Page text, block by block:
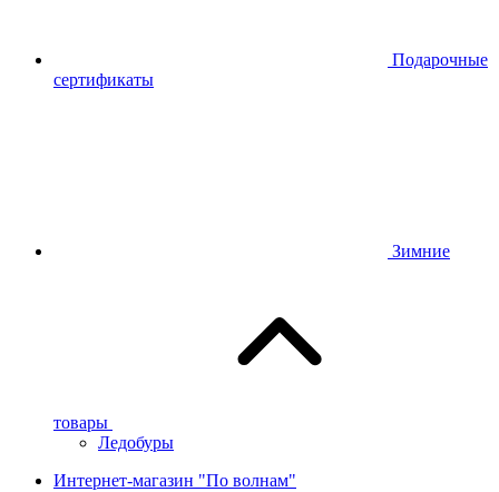
Подарочные
сертификаты
Зимние
товары
Ледобуры
Интернет-магазин "По волнам"